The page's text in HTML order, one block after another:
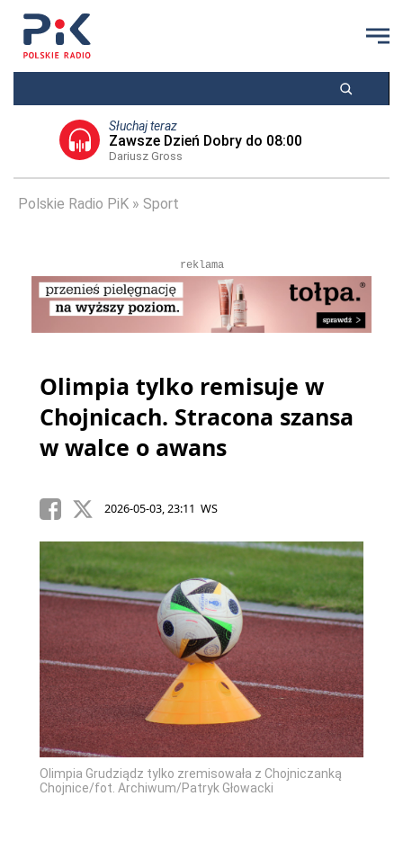
Słuchaj teraz
Zawsze Dzień Dobry do 08:00
Dariusz Gross
Polskie Radio PiK Sport
reklama
Olimpia tylko remisuje w
Chojnicach. Stracona szansa
w walce o awans
2026-05-03, 23:11 WS
Olimpia Grudziądz tylko zremisowała z Chojniczanką
Chojnice/fot. Archiwum/Patryk Głowacki